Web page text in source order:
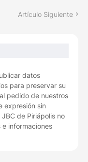
Artículo Siguiente
datos
para preservar su
pedido de nuestros
expresión sin
de Piriápolis no
e informaciones